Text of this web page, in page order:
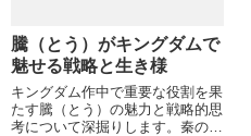
騰（とう）がキングダムで
魅せる戦略と生き様
キングダム作中で重要な役割を果
たす騰（とう）の魅力と戦略的思
考について深掘りします。秦の大